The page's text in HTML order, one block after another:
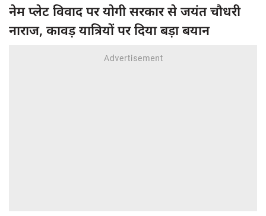
नेम प्लेट विवाद पर योगी सरकार से जयंत चौधरी
नाराज, कावड़ यात्रियों पर दिया बड़ा बयान